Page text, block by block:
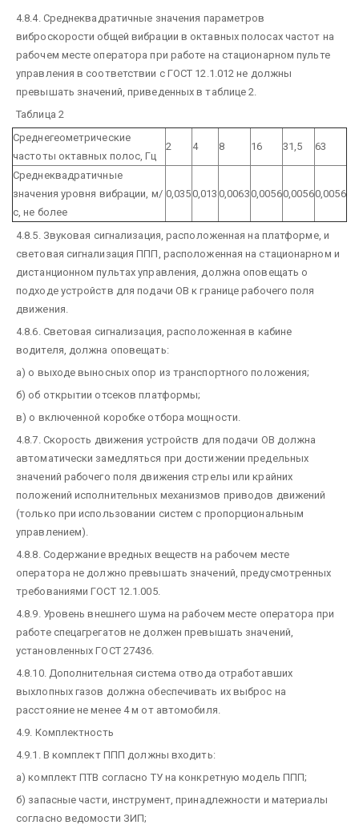
4.8.4. Среднеквадратичные значения параметров
виброскорости общей вибрации в октавных полосах частот на
рабочем месте оператора при работе на стационарном пульте
управления в соответствии с ГОСТ 12.1.012 не должны
превышать значений, приведенных в таблице 2.
Таблица 2
Среднегеометрические
частоты октавных полос, Гц
2 4 8 16 31,5 63
Среднеквадратичные
значения уровня вибрации, м/
с, не более
0,0350,013 0,00630,00560,00560,0056
4.8.5. Звуковая сигнализация, расположенная на платформе, и
световая сигнализация ППП, расположенная на стационарном и
дистанционном пультах управления, должна оповещать о
подходе устройств для подачи ОВ к границе рабочего поля
движения.
4.8.6. Световая сигнализация, расположенная в кабине
водителя, должна оповещать:
а) о выходе выносных опор из транспортного положения;
б) об открытии отсеков платформы;
в) о включенной коробке отбора мощности.
4.8.7. Скорость движения устройств для подачи ОВ должна
автоматически замедляться при достижении предельных
значений рабочего поля движения стрелы или крайних
положений исполнительных механизмов приводов движений
(только при использовании систем с пропорциональным
управлением).
4.8.8. Содержание вредных веществ на рабочем месте
оператора не должно превышать значений, предусмотренных
требованиями ГОСТ 12.1.005.
4.8.9. Уровень внешнего шума на рабочем месте оператора при
работе спецагрегатов не должен превышать значений,
установленных ГОСТ 27436.
4.8.10. Дополнительная система отвода отработавших
выхлопных газов должна обеспечивать их выброс на
расстояние не менее 4 м от автомобиля.
4.9. Комплектность
4.9.1. В комплект ППП должны входить:
а) комплект ПТВ согласно ТУ на конкретную модель ППП;
б) запасные части, инструмент, принадлежности и материалы
согласно ведомости ЗИП;